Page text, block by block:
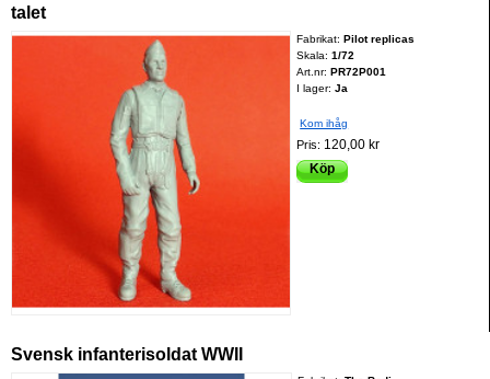
talet
Fabrikat:Pilot replicas
Skala:1/72
Art.nr:PR72P001
I lager: Ja
Kom ihåg
Pris: 120,00 kr
Köp
Svensk infanterisoldat WWII